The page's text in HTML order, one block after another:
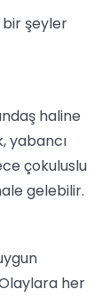
şeyler
haline
yabancı
çokuluslu
gelebilir.
her